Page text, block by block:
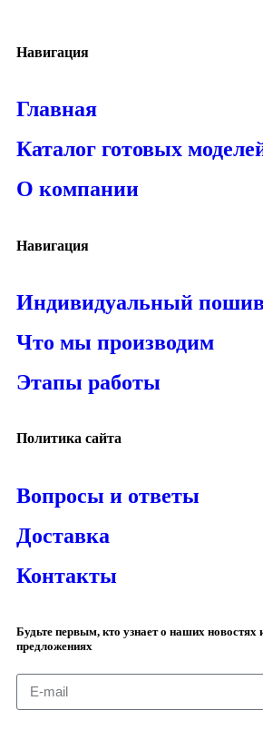
Навигация
Главная
Каталог готовых
О компании
Навигация
Индивидуальный
Что мы производим
Этапы работы
Политика сайта
Вопросы и ответы
Доставка
Контакты
Будьте первым, кто узнает о наших новостях
предложениях